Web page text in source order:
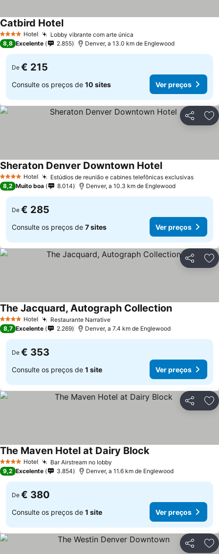
4 EstrelasHotel Lobby vibrante com arte única
Catbird Hotel
8,8 Excelente 2.855 Denver, a 13.0 km de Englewood
De € 215
Consulte os preços de 10 sites Ver preços
Partilhar
4 EstrelasHotel Estúdios de reunião e cabines telefônicas exclusivas
Sheraton Denver Downtown Hotel
8,2 Muito boa 8.014 Denver, a 10.3 km de Englewood
De € 285
Consulte os preços de 7 sites Ver preços
Partilhar
4 EstrelasHotel Restaurante Narrative
The Jacquard, Autograph Collection
8,7 Excelente 2.269 Denver, a 7.4 km de Englewood
De € 353
Consulte os preços de 1 site Ver preços
Partilhar
4 EstrelasHotel Bar Airstream no lobby
The Maven Hotel at Dairy Block
9,2 Excelente 3.854 Denver, a 11.6 km de Englewood
De € 380
Consulte os preços de 1 site Ver preços
Partilhar